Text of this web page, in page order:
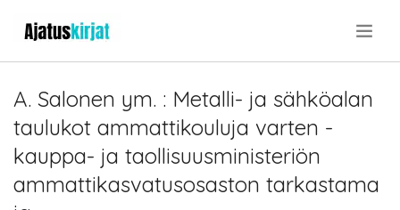
A. Salonen ym. : Metalli- ja sähköalan
taulukot ammattikouluja varten -
kauppa- ja taollisuusministeriön
ammattikasvatusosaston tarkastama